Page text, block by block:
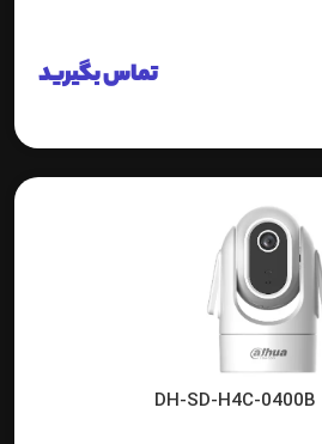
تماس بگیرید